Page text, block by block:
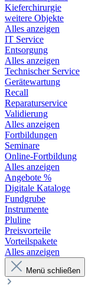
Kieferchirurgie
weitere Objekte
Alles anzeigen
IT Service
Entsorgung
Alles anzeigen
Technischer Service
Gerätewartung
Recall
Reparaturservice
Validierung
Alles anzeigen
Fortbildungen
Seminare
Online-Fortbildung
Alles anzeigen
Angebote %
Digitale Kataloge
Fundgrube
Instrumente
Pluline
Preisvorteile
Vorteilspakete
Alles anzeigen
Menü schließen